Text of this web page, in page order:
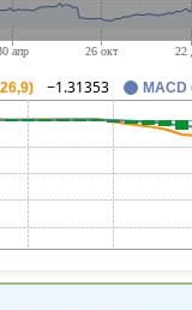
−1.31353 MACD